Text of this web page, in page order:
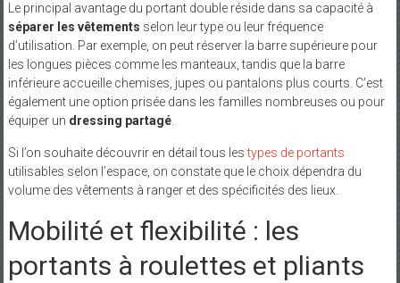
Le principal avantage du portant double réside dans sa capacité à
séparer les vêtements selon leur type ou leur fréquence
d’utilisation. Par exemple, on peut réserver la barre supérieure pour
les longues pièces comme les manteaux, tandis que la barre
inférieure accueille chemises, jupes ou pantalons plus courts. C’est
également une option prisée dans les familles nombreuses ou pour
équiper un dressing partagé.
Si l’on souhaite découvrir en détail tous lestypes de portants
utilisables selon l’espace, on constate que le choix dépendra du
volume des vêtements à ranger et des spécificités des lieux.
Mobilité et flexibilité : les
portants à roulettes et pliants